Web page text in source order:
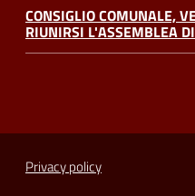
CONSIGLIO COMUNALE,
RIUNIRSI L'ASSEMBLEA
Privacy policy